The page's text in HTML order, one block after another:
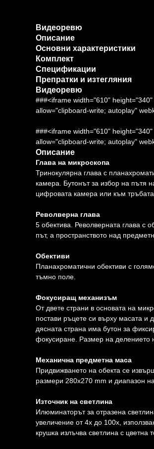
Видеоревю
Описание
Основни характеристики
Комплект
Спецификации
Препратки и изтегляния
Видеоревю
###<iframe width="610"
allow="clipboard-write; autoplay"
###<iframe width="610"
allow="clipboard-write; autoplay"
Описание
Глава на микроскопа
Тринокулярна глава с
камера. Бутонът за избор на пътя
цифровата камера или към
Револверна глава
5 обектива. Револверната глава с
път, а пространството над
Обективи
Планахроматични обективи с
тъмно поле.
Фокусиращ механизъм
От двете страни в основата на
постави ръцете си върху масата и
дясната страна има бутон за
фокусиране. Размер на делението
Механична предметна маса
Придвижването на обекта се
размери 280x270 mm и диапазон
Източник на светлина
Илюминаторът за отразена
увеличение от 4x до 100x,
крушка излъчва светлина с цветна